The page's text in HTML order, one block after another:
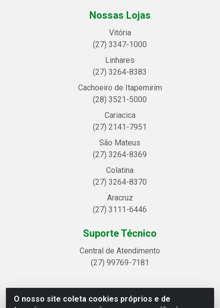
O nosso site coleta cookies próprios e de
Nossas Lojas
Vitória
(27) 3347-1000
Linhares
(27) 3264-8383
Cachoeiro de Itapemirim
(28) 3521-5000
Cariacica
(27) 2141-7951
São Mateus
(27) 3264-8369
Colatina
(27) 3264-8370
Aracruz
(27) 3111-6446
Suporte Técnico
Central de Atendimento
(27) 99769-7181
Linhavix Distribuidora LTDA - Avenida Alegre, 2521 -